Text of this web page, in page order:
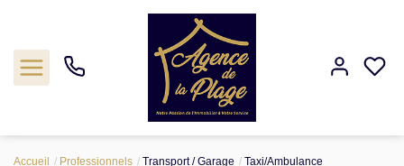
Accueil Professionnels Transport / Garage Taxi/Ambulance